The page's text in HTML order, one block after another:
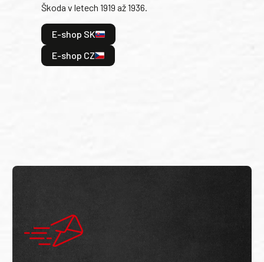
Škoda v letech 1919 až 1936.
E-shop SK
E-shop CZ